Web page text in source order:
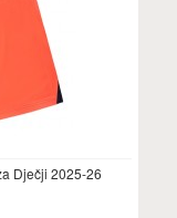
Dječji 2025-26